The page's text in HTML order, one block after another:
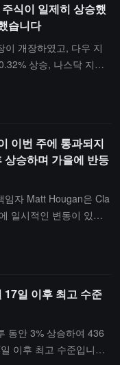
식이 일제히 상승했
습니다
개장하였고, 다우 지
상승, 나스닥 지수
, CoreWeave는 4.89%
이번 주에 통과되지
상승하며 가을에 반등
임자 Matt Hougan은 Cla
일시적인 변동이 있을
17일 이후 최고 수준
동안 3% 상승하여 436
이후 최고 수준입니다.